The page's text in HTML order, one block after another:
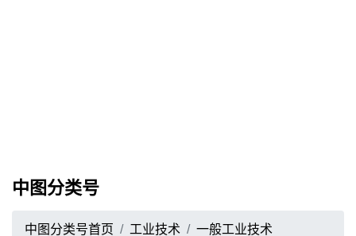
中图分类号
中图分类号首页 工业技术
一般工业技术